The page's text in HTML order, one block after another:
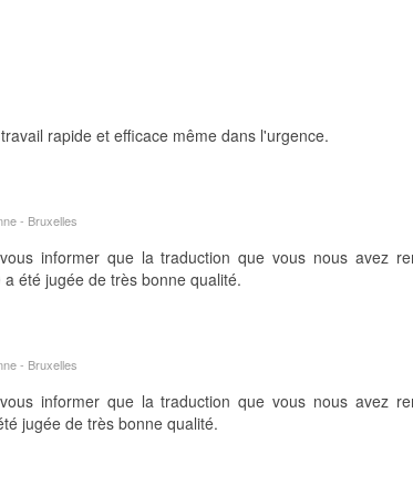
rapide et efficace même dans l'urgence.
- Bruxelles
informer que la traduction que vous nous avez
été jugée de très bonne qualité.
- Bruxelles
informer que la traduction que vous nous avez
jugée de très bonne qualité.